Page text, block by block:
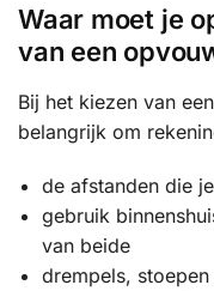
Waar moet je
van een
Bij het kiezen van een
belangrijk om
de afstanden die
gebruik
van beide
drempels,